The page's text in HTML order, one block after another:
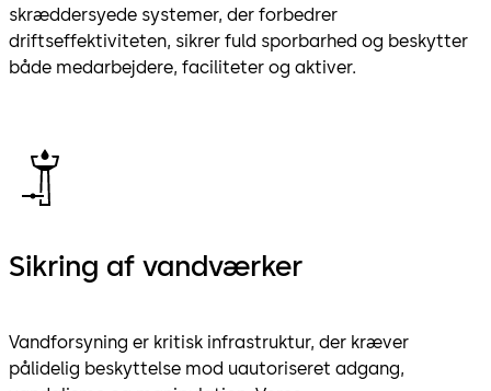
skræddersyede systemer, der forbedrer
driftseffektiviteten, sikrer fuld sporbarhed og beskytter
både medarbejdere, faciliteter og aktiver.
Sikring af vandværker
Vandforsyning er kritisk infrastruktur, der kræver
pålidelig beskyttelse mod uautoriseret adgang,